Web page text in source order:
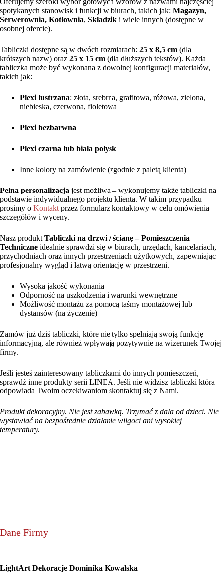
Oferujemy szeroki wybór gotowych wzorów z nazwami najczęściej
spotykanych stanowisk i funkcji w biurach, takich jak: Magazyn,
Serwerownia, Kotłownia, Składzik i wiele innych (dostępne w
osobnej ofercie).
Tabliczki dostępne są w dwóch rozmiarach: 25 x 8,5 cm (dla
krótszych nazw) oraz 25 x 15 cm (dla dłuższych tekstów). Każda
tabliczka może być wykonana z dowolnej konfiguracji materiałów,
takich jak:
Plexi lustrzana: złota, srebrna, grafitowa, różowa, zielona,
niebieska, czerwona, fioletowa
Plexi bezbarwna
Plexi czarna lub biała połysk
Inne kolory na zamówienie (zgodnie z paletą klienta)
Pełna personalizacja jest możliwa – wykonujemy także tabliczki na
podstawie indywidualnego projektu klienta. W takim przypadku
prosimy o Kontakt przez formularz kontaktowy w celu omówienia
szczegółów i wyceny.
Nasz produkt Tabliczki na drzwi / ścianę – Pomieszczenia
Techniczne idealnie sprawdzi się w biurach, urzędach, kancelariach,
przychodniach oraz innych przestrzeniach użytkowych, zapewniając
profesjonalny wygląd i łatwą orientację w przestrzeni.
Wysoka jakość wykonania
Odporność na uszkodzenia i warunki wewnętrzne
Możliwość montażu za pomocą taśmy montażowej lub
dystansów (na życzenie)
Zamów już dziś tabliczki, które nie tylko spełniają swoją funkcję
informacyjną, ale również wpływają pozytywnie na wizerunek Twojej
firmy.
Jeśli jesteś zainteresowany tabliczkami do innych pomieszczeń,
sprawdź inne produkty serii LINEA. Jeśli nie widzisz tabliczki która
odpowiada Twoim oczekiwaniom skontaktuj się z Nami.
Produkt dekoracyjny. Nie jest zabawką. Trzymać z dala od dzieci. Nie
wystawiać na bezpośrednie działanie wilgoci ani wysokiej
temperatury.
Dane Firmy
LightArt Dekoracje Dominika Kowalska